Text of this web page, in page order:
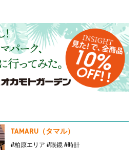
TAMARU（タマル）
#柏原エリア #眼鏡#時計